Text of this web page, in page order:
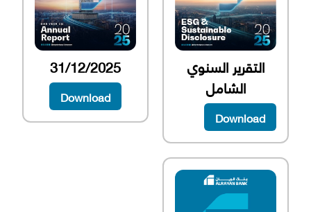
التقرير السنوي
الشامل
Download
31/12/2025
Download